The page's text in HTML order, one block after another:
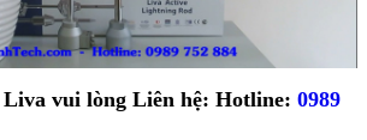
vui lòng Liên hệ: Hotline: 0989